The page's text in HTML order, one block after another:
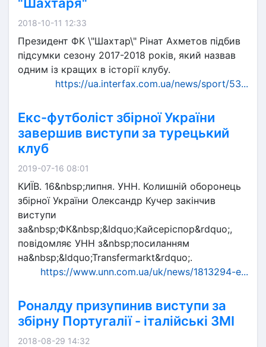
2018-10-11 12:33
Президент ФК \"Шахтар\" Рінат Ахметов підбив
підсумки сезону 2017-2018 років, який назвав
одним із кращих в історії клубу.
https://ua.interfax.com.ua/news/sport/53...
Екс-футболіст збірної України
завершив виступи за турецький
клуб
2019-07-16 08:01
КИЇВ. 16&nbsp;липня. УНН. Колишній оборонець
збірної України Олександр Кучер закінчив
виступи
за&nbsp;ФК&nbsp;&ldquo;Кайсеріспор&rdquo;,
повідомляє УНН з&nbsp;посиланням
на&nbsp;&ldquo;Transfermarkt&rdquo;.
https://www.unn.com.ua/uk/news/1813294-e...
Роналду призупинив виступи за
збірну Португалії - італійські ЗМІ
2018-08-29 14:32